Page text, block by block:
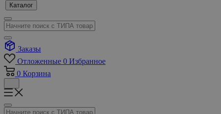
Каталог
Заказы
Отложенные 0 Избранное
0 Корзина